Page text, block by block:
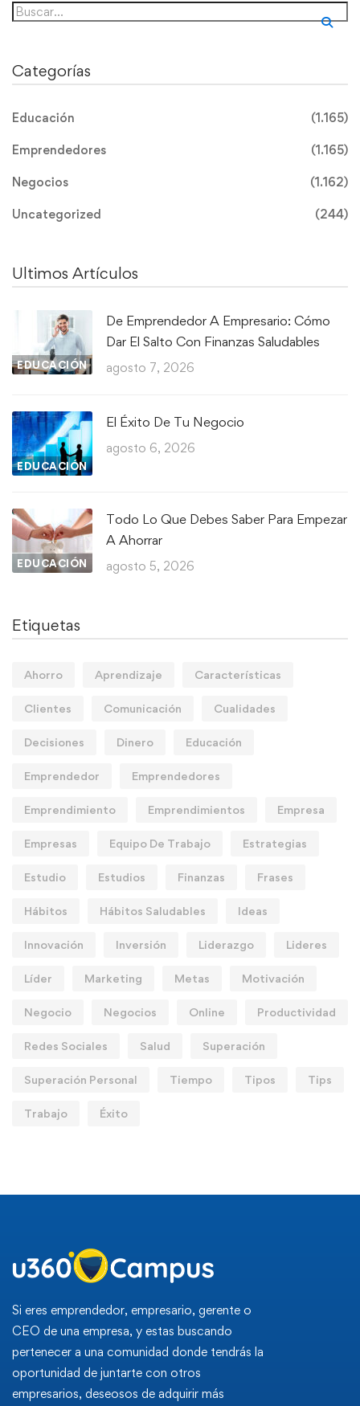
Categorías
Educación (1.165)
Emprendedores (1.165)
Negocios (1.162)
Uncategorized (244)
Ultimos Artículos
EDUCACIÓN
De Emprendedor A Empresario: Cómo
Dar El Salto Con Finanzas Saludables
agosto 7, 2026
EDUCACIÓN
El Éxito De Tu Negocio
agosto 6, 2026
EDUCACIÓN
Todo Lo Que Debes Saber Para Empezar
A Ahorrar
agosto 5, 2026
Etiquetas
Ahorro Aprendizaje Características
Clientes Comunicación Cualidades
Decisiones Dinero Educación
Emprendedor Emprendedores
Emprendimiento Emprendimientos Empresa
Empresas Equipo De Trabajo Estrategias
Estudio Estudios Finanzas Frases
Hábitos Hábitos Saludables Ideas
Innovación Inversión Liderazgo Lideres
Líder Marketing Metas Motivación
Negocio Negocios Online Productividad
Redes Sociales Salud Superación
Superación Personal Tiempo Tipos Tips
Trabajo Éxito
Si eres emprendedor, empresario, gerente o
CEO de una empresa, y estas buscando
pertenecer a una comunidad donde tendrás la
oportunidad de juntarte con otros
empresarios, deseosos de adquirir más